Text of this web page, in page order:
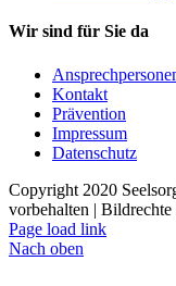
Wir sind für Sie da
Kontakt
Prävention
Impressum
Datenschutz
Copyright 2020
vorbehalten | Bildrechte
Page load link
Nach oben